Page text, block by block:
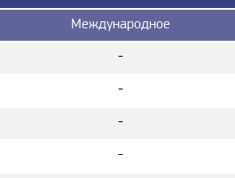
Международное
-
-
-
-